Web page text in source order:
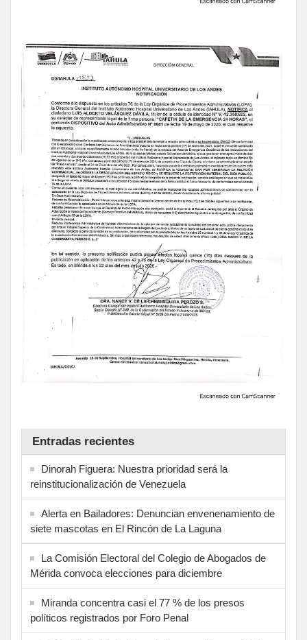
Entradas recientes
Dinorah Figuera: Nuestra prioridad será la
reinstitucionalización de Venezuela
Alerta en Bailadores: Denuncian envenenamiento de
siete mascotas en El Rincón de La Laguna
La Comisión Electoral del Colegio de Abogados de
Mérida convoca elecciones para diciembre
Miranda concentra casi el 77 % de los presos
políticos registrados por Foro Penal